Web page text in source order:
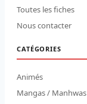
Toutes les fiches
Nous contacter
CATÉGORIES
Animés
Mangas / Manhwas